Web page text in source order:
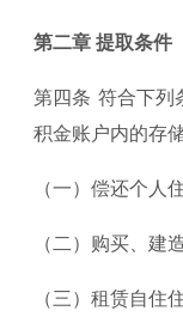
第二章 提取条件
第四条 符合下列
积金账户内的存
（一）偿还个人
（二）购买、建
（三）租赁自住